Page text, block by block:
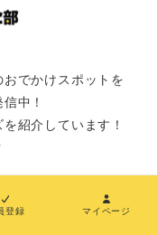
でかけスポットを
中！
紹介しています！
は
登録 マイページ